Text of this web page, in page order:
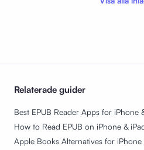
Relaterade guider
Best EPUB Reader Apps for iPhone
How to Read EPUB on iPhone &
Apple Books Alternatives for iPhone